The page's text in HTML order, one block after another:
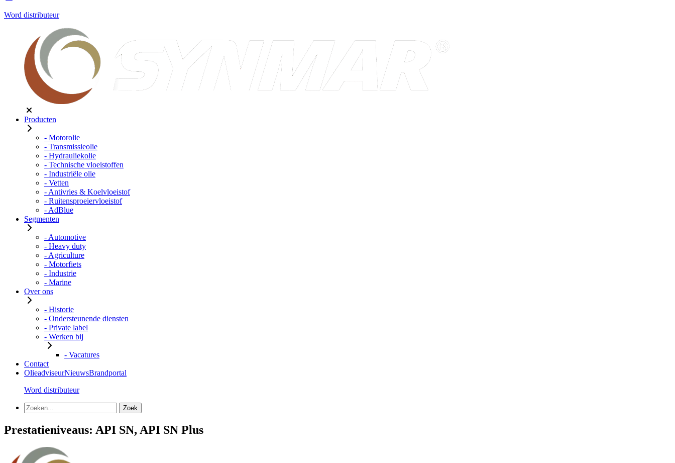
Word distributeur
Producten
- Motorolie
- Transmissieolie
- Hydrauliekolie
- Technische vloeistoffen
- Industriële olie
- Vetten
- Antivries & Koelvloeistof
- Ruitensproeiervloeistof
- AdBlue
Segmenten
- Automotive
- Heavy duty
- Agriculture
- Motorfiets
- Industrie
- Marine
Over ons
- Historie
- Ondersteunende diensten
- Private label
- Werken bij
- Vacatures
Contact
OlieadviseurNieuwsBrandportal
Word distributeur
Prestatieniveaus: API SN, API SN Plus